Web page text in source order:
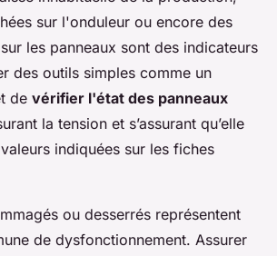
sur l'onduleur ou encore des
les panneaux sont des indicateurs
des outils simples comme un
de vérifier l'état des panneaux
la tension et s’assurant qu’elle
indiquées sur les fiches
ou desserrés représentent
de dysfonctionnement. Assurer